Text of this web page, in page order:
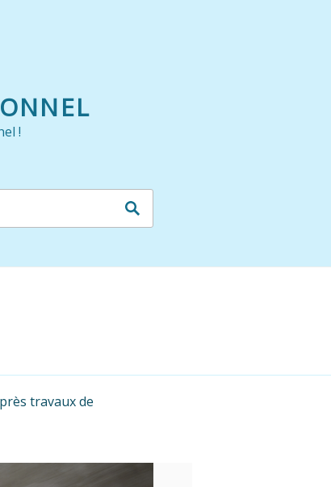
!
travaux de